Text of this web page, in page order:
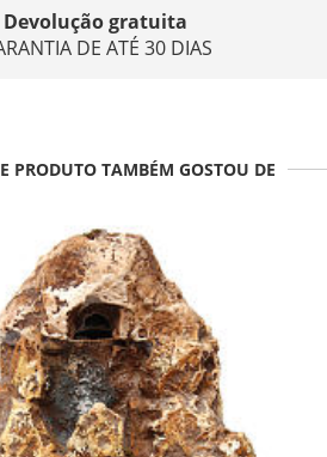
Devolução gratuita
DE ATÉ 30 DIAS
PRODUTO TAMBÉM GOSTOU DE